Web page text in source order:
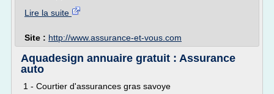
Lire la suite
Site : http://www.assurance-et-vous.com
Aquadesign annuaire gratuit : Assurance
auto
1 - Courtier d'assurances gras savoye